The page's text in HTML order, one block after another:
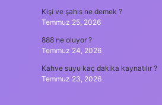
Kişi ve şahıs ne demek ?
Temmuz 25, 2026
888 ne oluyor ?
Temmuz 24, 2026
Kahve suyu kaç dakika kaynatılır ?
Temmuz 23, 2026